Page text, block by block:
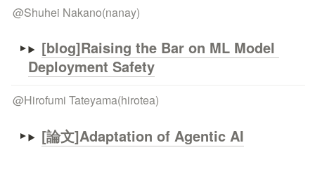
@Shuhei Nakano(nanay)
[blog]Raising the Bar on ML Model
Deployment Safety
@Hirofumi Tateyama(hirotea)
[論文]Adaptation of Agentic AI